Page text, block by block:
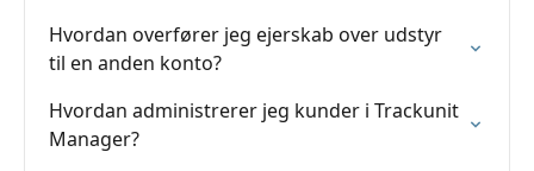
Hvordan overfører jeg ejerskab over udstyr
til en anden konto?
Hvordan administrerer jeg kunder i Trackunit
Manager?